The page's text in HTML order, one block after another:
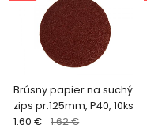
Brúsny papier na suchý
zips pr.125mm, P40, 10ks
1.60 € 1.62 €